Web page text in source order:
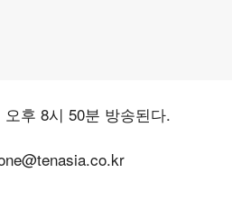
후 8시 50분 방송된다.